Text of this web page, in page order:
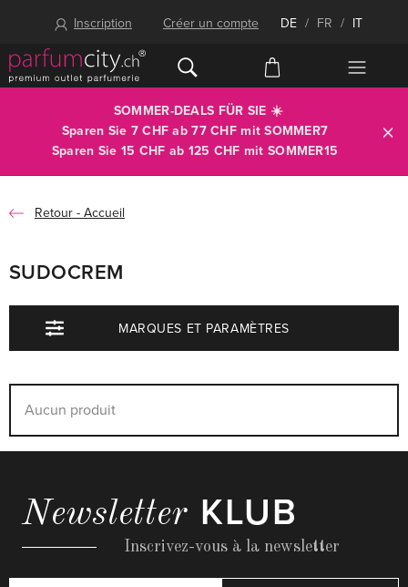
Inscription Créer un compte DE / FR / IT
SOMMER-DEALS FÜR SIE ☀️
Sparen Sie 7 CHF ab 77 CHF mitSOMMER7
Sparen Sie 15 CHF ab 125 CHF mit SOMMER15
Accueil
SUDOCREM
MARQUES ET PARAMÈTRES
Aucun produit
Newsletter KLUB
Inscrivez-vous à la newsletter